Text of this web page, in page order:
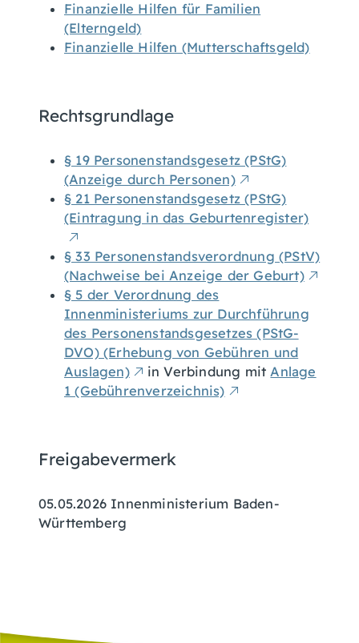
Finanzielle Hilfen für Familien
(Elterngeld)
Finanzielle Hilfen (Mutterschaftsgeld)
Rechtsgrundlage
§ 19 Personenstandsgesetz (PStG)
(Anzeige durch Personen)
§ 21 Personenstandsgesetz (PStG)
(Eintragung in das Geburtenregister)
§ 33 Personenstandsverordnung (PStV)
(Nachweise bei Anzeige der Geburt)
§ 5 der Verordnung des
Innenministeriums zur Durchführung
des Personenstandsgesetzes (PStG-
DVO) (Erhebung von Gebühren und
Auslagen)
in Verbindung mitAnlage
1 (Gebührenverzeichnis)
Freigabevermerk
05.05.2026 Innenministerium Baden-
Württemberg